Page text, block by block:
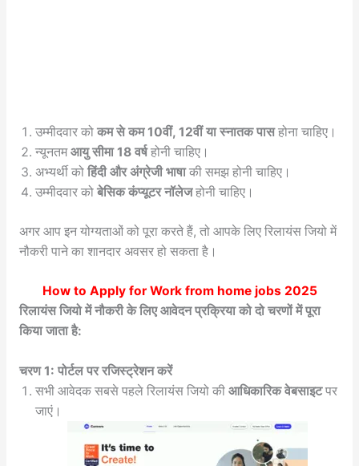
उम्मीदवार को कम से कम 10वीं, 12वीं या स्नातक पासहोना चाहिए।
न्यूनतमआयु सीमा 18 वर्षहोनी चाहिए।
अभ्यर्थी को हिंदी और अंग्रेजी भाषाकी समझ होनी चाहिए।
उम्मीदवार को बेसिक कंप्यूटर नॉलेजहोनी चाहिए।
अगर आप इन योग्यताओं को पूरा करते हैं, तो आपके लिए रिलायंस जियो में
नौकरी पाने का शानदार अवसर हो सकता है।
How to Apply for Work from home jobs 2025
रिलायंस जियो में नौकरी के लिए आवेदन प्रक्रिया को दो चरणों में पूरा
किया जाता है:
चरण 1: पोर्टल पर रजिस्ट्रेशन करें
सभी आवेदक सबसे पहले रिलायंस जियो की आधिकारिक वेबसाइटपर
जाएं।